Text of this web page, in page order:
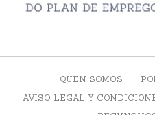
QUEN SOMOS
AVISO LEGAL Y